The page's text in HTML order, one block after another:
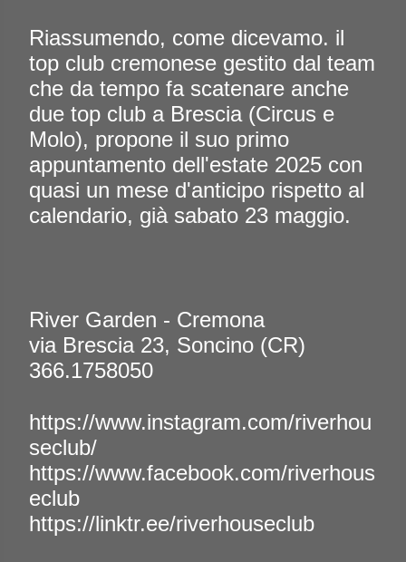
Riassumendo, come dicevamo. il
top club cremonese gestito dal team
che da tempo fa scatenare anche
due top club a Brescia (Circus e
Molo), propone il suo primo
appuntamento dell'estate 2025 con
quasi un mese d'anticipo rispetto al
calendario, già sabato 23 maggio.
River Garden - Cremona
via Brescia 23, Soncino (CR)
366.1758050
https://www.instagram.com/riverhou
seclub/
https://www.facebook.com/riverhous
eclub
https://linktr.ee/riverhouseclub